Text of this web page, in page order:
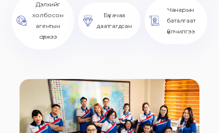
Дэлхийг
холбосон
агентын
сүлжээ
Бүх ачаа
даатгагдсан
Чанарын
баталгаат
үйлчилгээ